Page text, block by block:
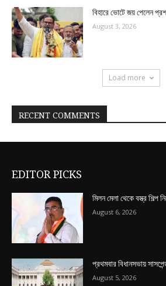
বিহারে ভোটে জয় পেলেন
August 3, 2026
Load more
RECENT COMMENTS
EDITOR PICKS
মিলন মেলা থেকে বস্ত্র শিল্প
August 6, 2026
প্রথমবার বিধানসভায়
August 5, 2026